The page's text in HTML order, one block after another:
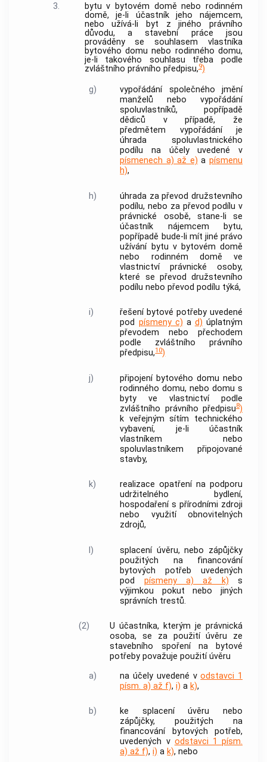
3.
bytu v bytovém domě nebo rodinném
domě, je-li účastník jeho nájemcem,
nebo užívá-li byt z jiného právního
důvodu, a stavební práce jsou
prováděny se souhlasem vlastníka
bytového domu nebo rodinného domu,
je-li takového souhlasu třeba podle
zvláštního právního předpisu,9)
g)
vypořádání společného jmění
manželů nebo vypořádání
spoluvlastníků, popřípadě
dědiců v případě, že
předmětem vypořádání je
úhrada spoluvlastnického
podílu na účely uvedené v
písmenech a) až e) apísmenu
h),
h)
úhrada za převod družstevního
podílu, nebo za převod podílu v
právnické osobě, stane-li se
účastník nájemcem bytu,
popřípadě bude-li mít jiné právo
užívání bytu v bytovém domě
nebo rodinném domě ve
vlastnictví právnické osoby,
které se převod družstevního
podílu nebo převod podílu týká,
i)
řešení bytové potřeby uvedené
pod písmeny c) a d) úplatným
převodem nebo přechodem
podle zvláštního právního
předpisu,10)
j)
připojení bytového domu nebo
rodinného domu, nebo domu s
byty ve vlastnictví podle
zvláštního právního předpisu8)
k veřejným sítím technického
vybavení, je-li účastník
vlastníkem nebo
spoluvlastníkem připojované
stavby,
k)
realizace opatření na podporu
udržitelného bydlení,
hospodaření s přírodními zdroji
nebo využití obnovitelných
zdrojů,
l)
splacení úvěru, nebo zápůjčky
použitých na financování
bytových potřeb uvedených
pod písmeny a) až k) s
výjimkou pokut nebo jiných
správních trestů.
(2)
U účastníka, kterým je právnická
osoba, se za použití úvěru ze
stavebního spoření na bytové
potřeby považuje použití úvěru
a)
na účely uvedené vodstavci 1
písm. a) až f),i) a k),
b)
ke splacení úvěru nebo
zápůjčky, použitých na
financování bytových potřeb,
uvedených v odstavci 1 písm.
a) až f),i) a k), nebo